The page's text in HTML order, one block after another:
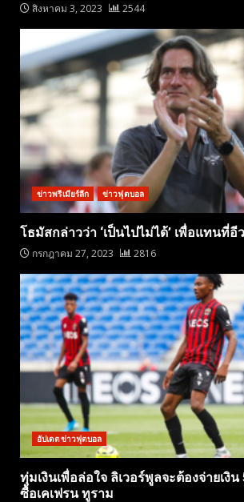
สิงหาคม 3, 2023 2544
ข่าวพรีเมียร์ลีก ข่าวฟุตบอล
โธมัสกล่าวว่า ‘เป็นไปไม่ได้’ เพื่อแทนที่
กรกฎาคม 27, 2023 2816
อัปเดตข่าวฟุตบอล
ทุ่มเงินเพื่อล่อใจ ลิเวอร์พูลจะต้องจ่ายเงิน
ซื้อเคเฟรน ทูราม